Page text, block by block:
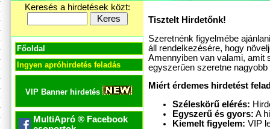
Keresés a hirdetések közt:
Főoldal
Ingyen apróhirdetés feladás
VIP Banner hirdetés
MultiApró ® Facebook
Tisztelt Hirdetőnk!
Szeretnénk figyelmébe
áll rendelkezésére, hogy
Amennyiben van valami, amit
egyszerűen szeretne
Miért érdemes hirdetést
Széleskörű elérés:
Egyszerű és gyors: A
Kiemelt figyelem: VIP